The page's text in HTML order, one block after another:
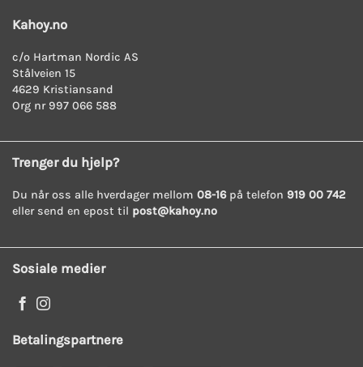
Kahoy.no
c/o Hartman Nordic AS
Stålveien 15
4629 Kristiansand
Org nr 997 066 588
Trenger du hjelp?
Du når oss alle hverdager mellom 08-16på telefon 919 00 742
eller send en epost til post@kahoy.no
Sosiale medier
Betalingspartnere